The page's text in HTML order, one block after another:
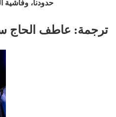
حدودنا، وفاشية
ترجمة: عاطف الحاج